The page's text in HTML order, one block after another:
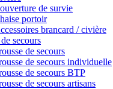
de survie
portoir
brancard / civière
secours
de secours
de secours individuelle
de secours BTP
de secours artisans